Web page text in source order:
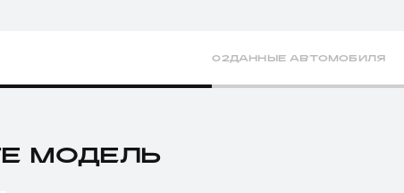
ДАННЫЕ АВТОМОБИЛЯ
02
МОДЕЛЬ